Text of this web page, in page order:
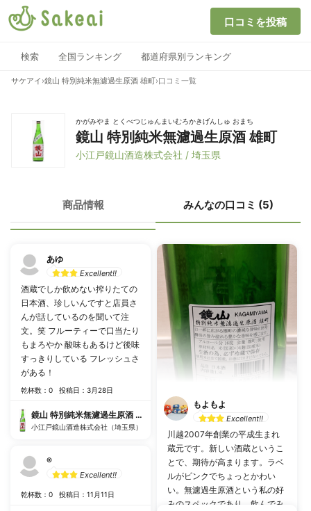
口コミを投稿
検索 全国ランキング 都道府県別ランキング
サケアイ ›鏡山 特別純米無濾過生原酒 雄町›口コミ一覧
かがみやま とくべつじゅんまいむろかきげんしゅ おまち
鏡山 特別純米無濾過生原酒 雄町
小江戸鏡山酒造株式会社 / 埼玉県
商品情報 みんなの口コミ (5)
あゆ
Excellent!!
酒蔵でしか飲めない搾りたての
日本酒、珍しいんですと店員さ
んが話しているのを聞いて注
文。笑 フルーティーで口当たり
もまろやか 酸味もあるけど後味
すっきりしている フレッシュさ
がある！
乾杯数：0 投稿日：3月28日
鏡山 特別純米無濾過生原酒 雄町
小江戸鏡山酒造株式会社（埼玉県）
もよもよ
Excellent!!
川越2007年創業の平成生まれ
蔵元です。新しい酒蔵というこ
とで、期待が高まります。ラベ
ルがピンクでちょっとかわい
い。無濾過生原酒という私の好
みのスペックであり、飲んでみ
®️
Excellent!!
乾杯数：0 投稿日：11月11日